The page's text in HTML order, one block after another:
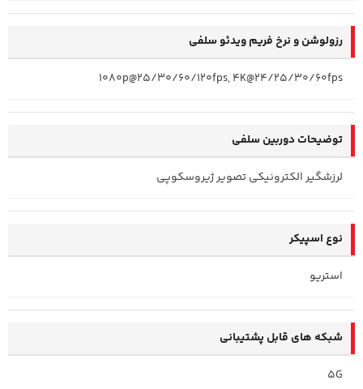
رزولوشن و نرخ فریم ویدئو سلفی
1080p@25/30/60/120fps, 4K@24/25/30/60fps
توضیحات دوربین سلفی
لرزشگیر الکترونیکی تصویر ژیروسکوپی
نوع اسپیکر
استریو
شبکه های قابل پشتیبانی
5G